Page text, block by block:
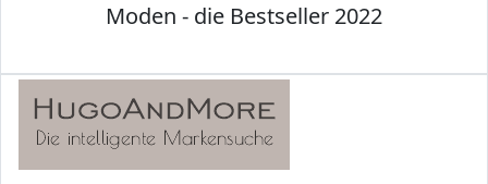
Moden - die Bestseller 2022